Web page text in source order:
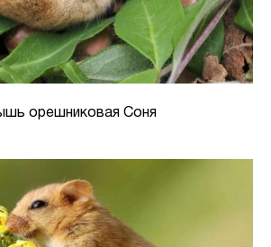
орешниковая Соня